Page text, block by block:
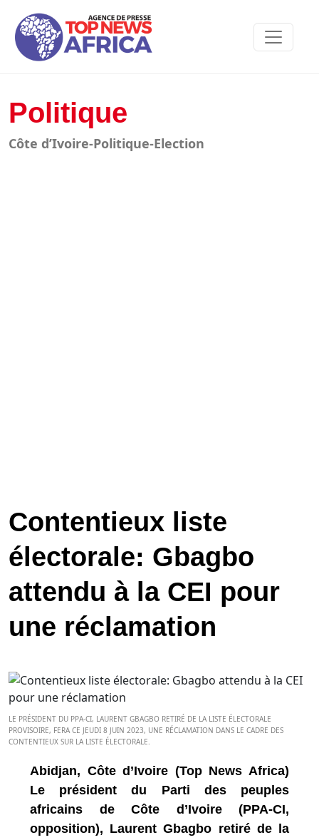
Politique
Côte d’Ivoire-Politique-Election
Contentieux liste
électorale: Gbagbo
attendu à la CEI pour
une réclamation
LE PRÉSIDENT DU PPA-CI, LAURENT GBAGBO RETIRÉ DE LA LISTE ÉLECTORALE
PROVISOIRE, FERA CE JEUDI 8 JUIN 2023, UNE RÉCLAMATION DANS LE CADRE DES
CONTENTIEUX SUR LA LISTE ÉLECTORALE.
Abidjan, Côte d’Ivoire (Top News Africa)
Le président du Parti des peuples
africains de Côte d’Ivoire (PPA-CI,
opposition), Laurent Gbagbo retiré de la